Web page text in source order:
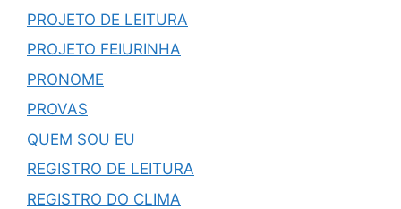
PROJETO DE LEITURA
PROJETO FEIURINHA
PRONOME
PROVAS
QUEM SOU EU
REGISTRO DE LEITURA
REGISTRO DO CLIMA